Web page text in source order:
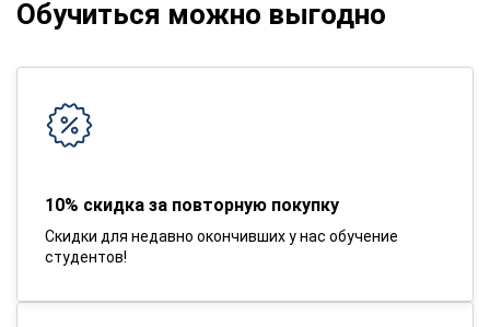
Обучиться можно выгодно
10% скидка за повторную покупку
Скидки для недавно окончивших у нас обучение
студентов!